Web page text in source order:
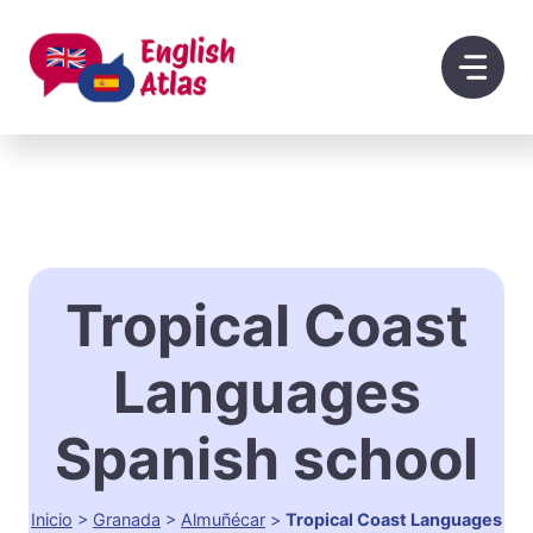
contenido
Tropical Coast
Languages
Spanish school
Inicio > Granada > Almuñécar > Tropical Coast Languages